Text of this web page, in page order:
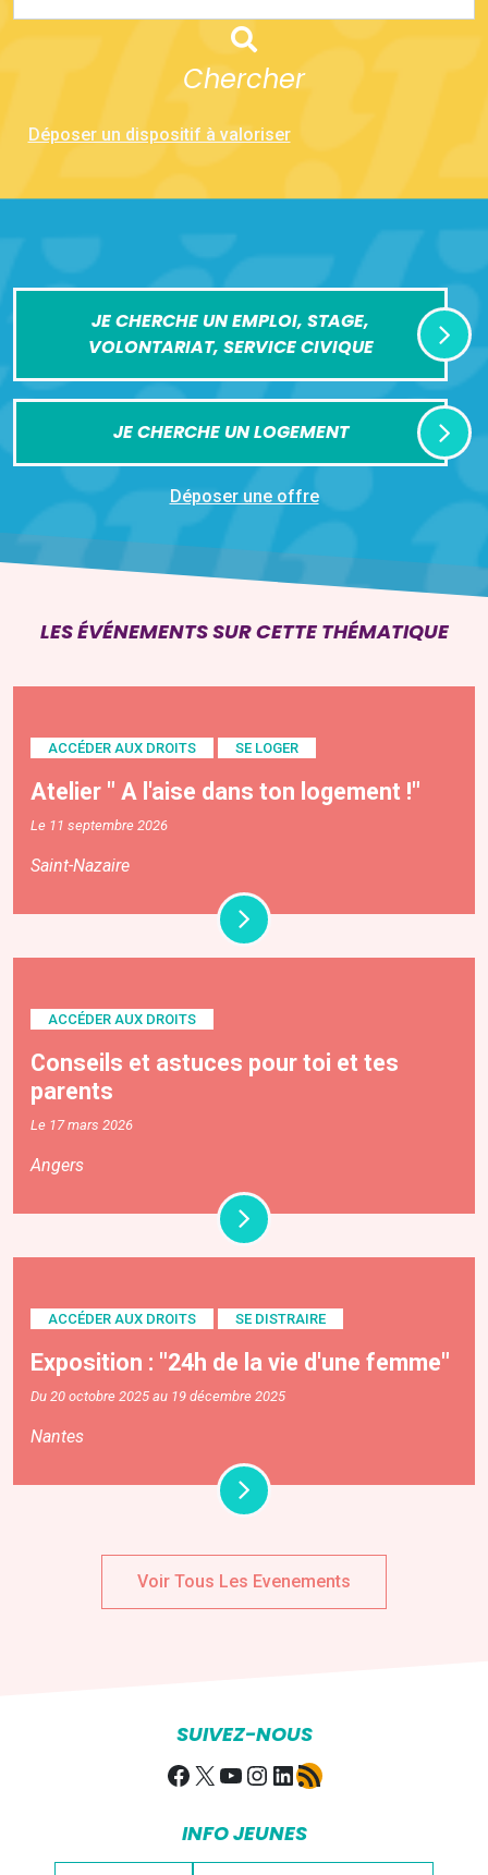
Chercher
Déposer un dispositif à valoriser
JE CHERCHE UN EMPLOI, STAGE,
VOLONTARIAT, SERVICE CIVIQUE
JE CHERCHE UN LOGEMENT
Déposer une offre
LES ÉVÉNEMENTS SUR CETTE THÉMATIQUE
ACCÉDER AUX DROITS SE LOGER
Atelier " A l'aise dans ton logement !"
Le 11 septembre 2026
Saint-Nazaire
ACCÉDER AUX DROITS
Conseils et astuces pour toi et tes
parents
Le 17 mars 2026
Angers
ACCÉDER AUX DROITS SE DISTRAIRE
Exposition : "24h de la vie d'une femme"
Du 20 octobre 2025 au 19 décembre 2025
Nantes
Voir Tous Les Evenements
SUIVEZ-NOUS
Facebook
X YouTube
Instagram
LinkedIn
Flux RSS
INFO JEUNES